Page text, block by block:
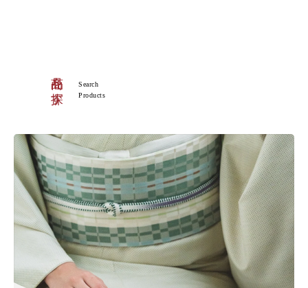
商品を探す
Search
Products